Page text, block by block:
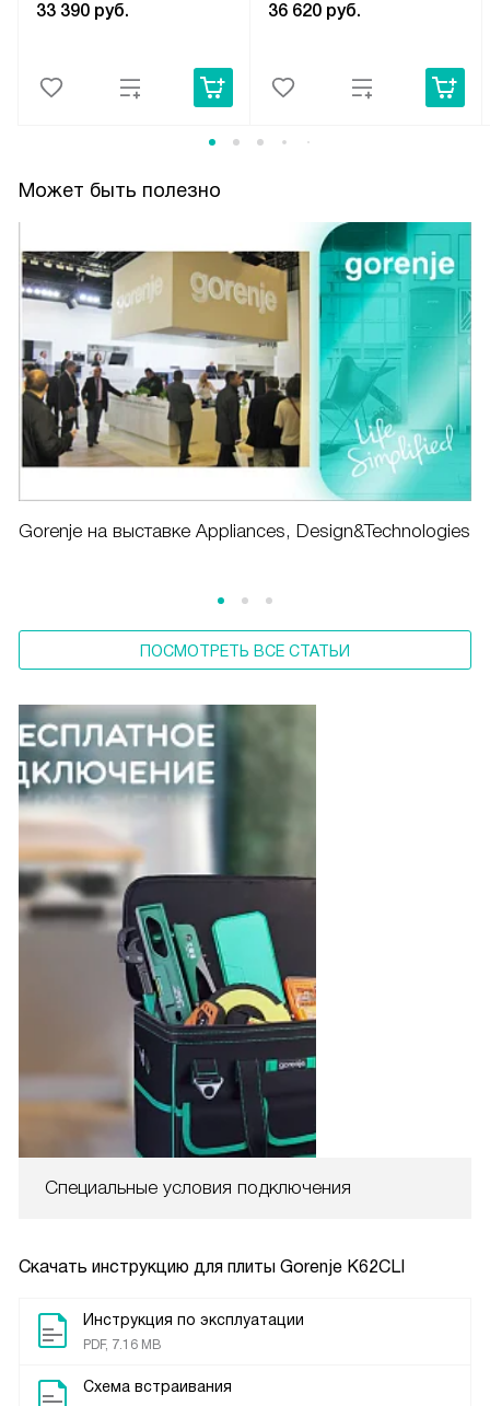
Специальные условия подключения
Скачать инструкцию для плиты Gorenje K62CLI
Инструкция по эксплуатации
PDF, 7.16 MB
Схема встраивания
33 390 руб. 36 620 руб.
Может быть полезно
Gorenje на выставке Appliances, Design&Technologies
ПОСМОТРЕТЬ ВСЕ СТАТЬИ